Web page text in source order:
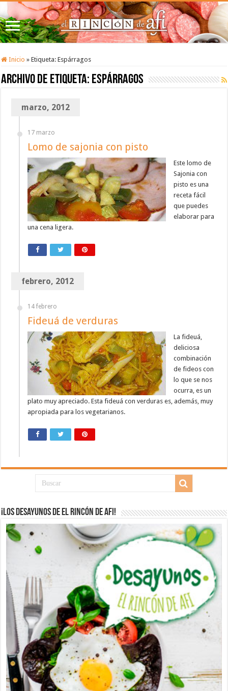
Inicio » Etiqueta:Espárragos
Archivo de etiqueta: Espárragos
marzo, 2012
17 marzo
Lomo de sajonia con pisto
Este lomo de
Sajonia con
pisto es una
receta fácil
que puedes
elaborar para
una cena ligera.
febrero, 2012
14 febrero
Fideuá de verduras
La fideuá,
deliciosa
combinación
de fideos con
lo que se nos
ocurra, es un
plato muy apreciado. Esta fideuá con verduras es, además, muy
apropiada para los vegetarianos.
¡Los desayunos de El Rincón de Afi!